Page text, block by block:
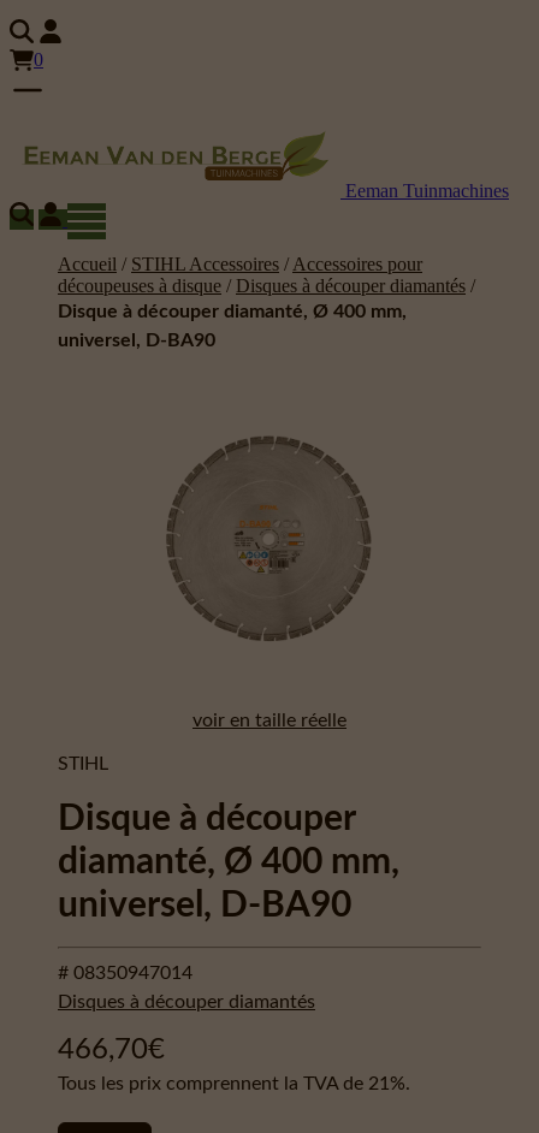
0
Eeman Tuinmachines
Accueil / STIHL Accessoires / Accessoires pour
découpeuses à disque / Disques à découper diamantés /
Disque à découper diamanté, Ø 400 mm,
universel, D-BA90
voir en taille réelle
STIHL
Disque à découper
diamanté, Ø 400 mm,
universel, D-BA90
# 08350947014
Disques à découper diamantés
466,70€
Tous les prix comprennent la TVA de 21%.